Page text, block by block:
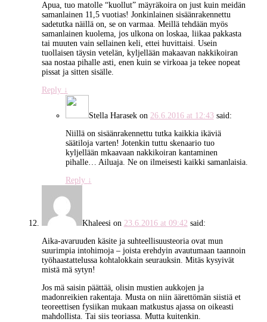
Apua, tuo matolle “kuollut” mäyräkoira on just kuin meidän
samanlainen 11,5 vuotias! Jonkinlainen sisäänrakennettu
sadetutka näillä on, se on varmaa. Meillä tehdään myös
samanlainen kuolema, jos ulkona on loskaa, liikaa pakkasta
tai muuten vain sellainen keli, ettei huvittaisi. Usein
tuollaisen täysin vetelän, kyljellään makaavan nakkikoiran
saa nostaa pihalle asti, enen kuin se virkoaa ja tekee nopeat
pissat ja sitten sisälle.
Reply ↓
Stella Harasekon 26.6.2016 at 12:43 said:
Niillä on sisäänrakennettu tutka kaikkia ikäviä
säätiloja varten! Jotenkin tuttu skenaario tuo
kyljellään mkaavaan nakkikoiran kantaminen
pihalle… Ailuaja. Ne on ilmeisesti kaikki samanlaisia.
Reply ↓
Khaleesion 23.6.2016 at 09:42 said:
Aika-avaruuden käsite ja suhteellisuusteoria ovat mun
suurimpia intohimoja – joista erehdyin avautumaan taannoin
työhaastattelussa kohtalokkain seurauksin. Mitäs kysyivät
mistä mä sytyn!
Jos mä saisin päättää, olisin mustien aukkojen ja
madonreikien rakentaja. Musta on niin äärettömän siistiä et
teoreettisen fysiikan mukaan matkustus ajassa on oikeasti
mahdollista. Tai siis teoriassa. Mutta kuitenkin.